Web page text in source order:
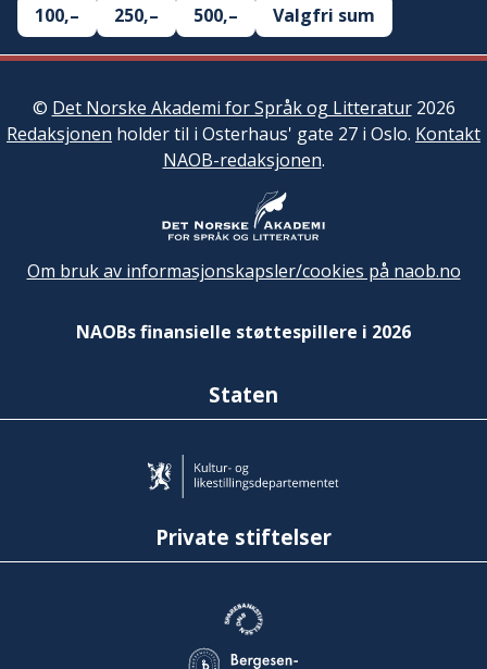
100,–
250,– 500,– Valgfri sum
© Det Norske Akademi for Språk og Litteratur2026
Redaksjonen holder til i Osterhaus' gate 27 i Oslo. Kontakt
NAOB-redaksjonen.
Om bruk av informasjonskapsler/cookies på naob.no
NAOBs finansielle støttespillere i 2026
Staten
Private stiftelser